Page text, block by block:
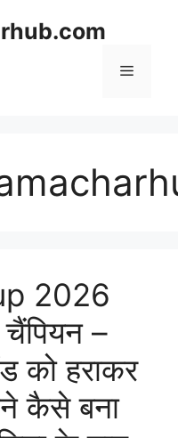
Menu
2026
–
को हराकर
कैसे बना